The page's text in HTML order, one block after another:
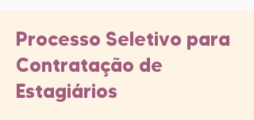
Processo Seletivo para
Contratação de
Estagiários